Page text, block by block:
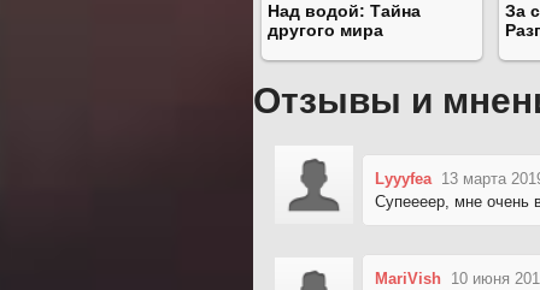
Над водой: Тайна
другого мира
За
Отзывы и
Lyyyfea 13 марта
Супеееер, мне очень
MariVish 10 июня